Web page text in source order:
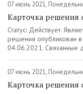
07 июнь 2021,
Карточка решения
Статус: Действует.
решения опубликован
04.06.2021. Связанные
07 июнь 2021,
Карточка решения